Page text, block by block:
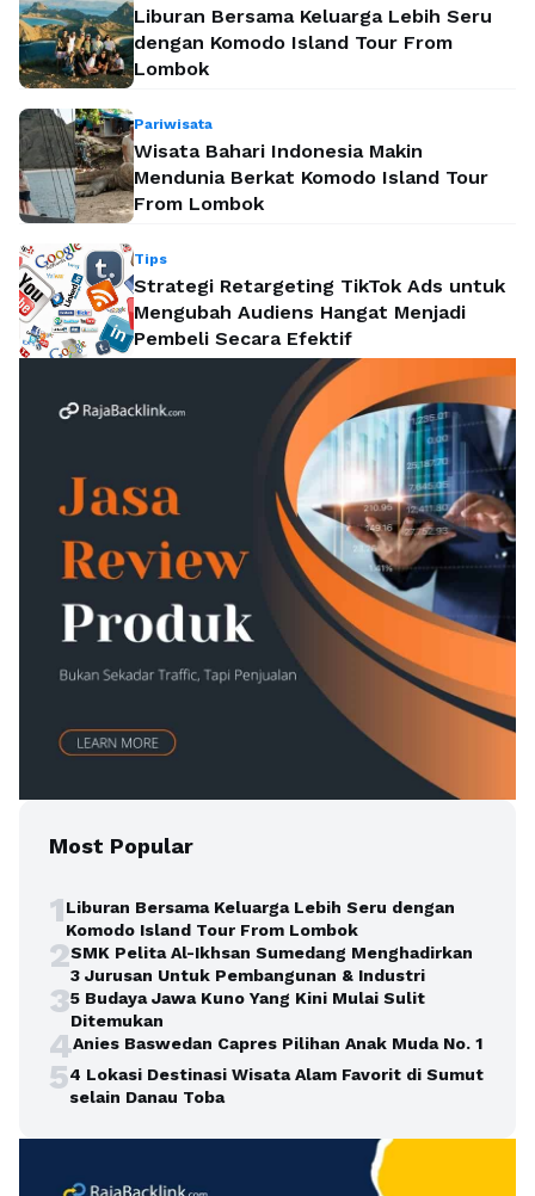
Liburan Bersama Keluarga Lebih Seru
dengan Komodo Island Tour From
Lombok
Pariwisata
Wisata Bahari Indonesia Makin
Mendunia Berkat Komodo Island Tour
From Lombok
Tips
Strategi Retargeting TikTok Ads untuk
Mengubah Audiens Hangat Menjadi
Pembeli Secara Efektif
Most Popular
1Liburan Bersama Keluarga Lebih Seru dengan
Komodo Island Tour From Lombok
2SMK Pelita Al-Ikhsan Sumedang Menghadirkan
3 Jurusan Untuk Pembangunan & Industri
35 Budaya Jawa Kuno Yang Kini Mulai Sulit
Ditemukan
4Anies Baswedan Capres Pilihan Anak Muda No. 1
54 Lokasi Destinasi Wisata Alam Favorit di Sumut
selain Danau Toba